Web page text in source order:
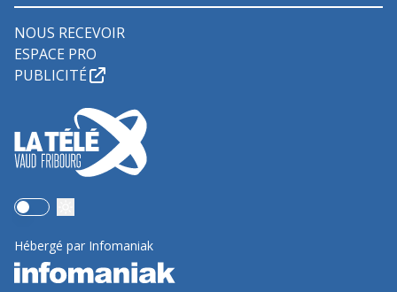
NOUS RECEVOIR
ESPACE PRO
PUBLICITÉ
Use setting
Hébergé par Infomaniak